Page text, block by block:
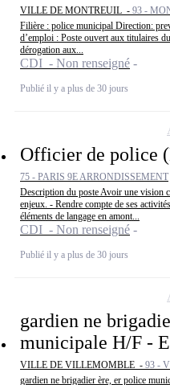
VILLE DE MONTREUIL - 93 -
Filière : police municipal Direction:
d’emploi : Poste ouvert aux titulaires
dérogation aux...
CDI - Non renseigné
Publié il y a plus de 30 jours
Officier de police
75 - PARIS 9E ARRONDISSEMENT
Description du poste Avoir une vision
enjeux. - Rendre compte de ses
éléments de langage en amont...
CDI - Non renseigné
Publié il y a plus de 30 jours
gardien ne
municipale H/F -
VILLE DE VILLEMOMBLE - 93 -
gardien ne brigadier ère, er police